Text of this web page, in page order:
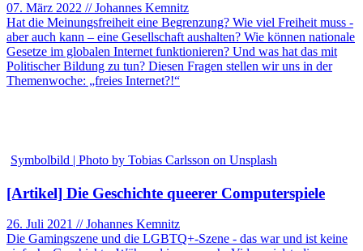
07. März 2022 // Johannes Kemnitz
Hat die Meinungsfreiheit eine Begrenzung? Wie viel Freiheit muss -
aber auch kann – eine Gesellschaft aushalten? Wie können nationale
Gesetze im globalen Internet funktionieren? Und was hat das mit
Politischer Bildung zu tun? Diesen Fragen stellen wir uns in der
Themenwoche: „freies Internet?!“
Symbolbild | Photo by Tobias Carlsson on Unsplash
[Artikel] Die Geschichte queerer Computerspiele
26. Juli 2021 // Johannes Kemnitz
Die Gamingszene und die LGBTQ+-Szene - das war und ist keine